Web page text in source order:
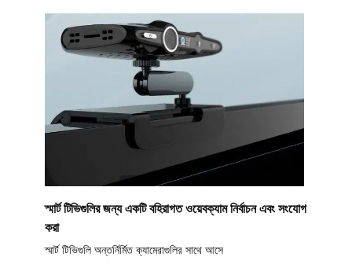
স্মার্ট টিভিগুলির জন্য একটি বহিরাগত ওয়েবক্যাম নির্বাচন এবং সংযোগ
করা
স্মার্ট টিভিগুলি অন্তর্নির্মিত ক্যামেরাগুলির সাথে আসে